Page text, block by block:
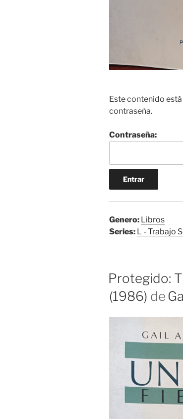
Este contenido
contraseña.
Contraseña:
Genero: Libros
Series: L - Trabajo
Protegido:
(1986) de